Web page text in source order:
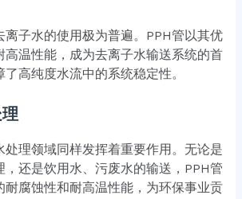
离子水的使用极为普遍。PPH管以其优
高温性能，成为去离子水输送系统的首
高纯度水流中的系统稳定性。
处理领域同样发挥着重要作用。无论是
，还是饮用水、污废水的输送，PPH管
耐腐蚀性和耐高温性能，为环保事业贡